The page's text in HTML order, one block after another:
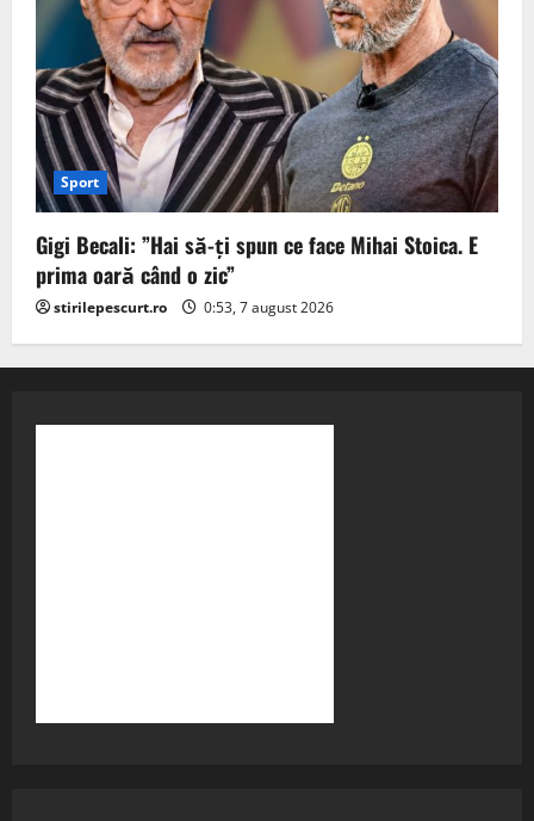
Sport
Gigi Becali: ”Hai să-ți spun ce face Mihai Stoica. E
prima oară când o zic”
stirilepescurt.ro 0:53, 7 august 2026